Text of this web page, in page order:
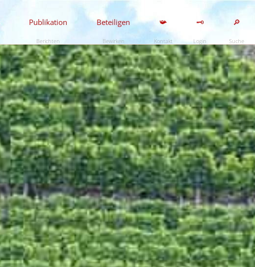
Publikation
Berichten
Beteiligen
Bewirken
📯
Kontakt
🗝️
Login
🔎
Suche